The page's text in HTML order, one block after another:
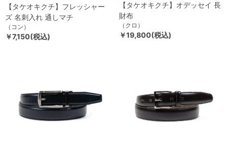
【タケオキクチ】フレッシャー
ズ 名刺入れ 通しマチ
（コン）
￥7,150(税込)
【タケオキクチ】オデッセイ 長
財布
（クロ）
￥19,800(税込)